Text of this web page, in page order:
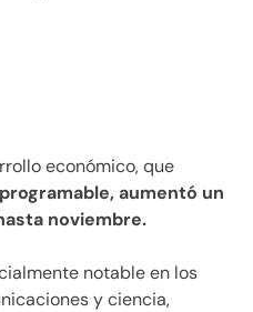
económico, que
aumentó un
noviembre.
notable en los
y ciencia,